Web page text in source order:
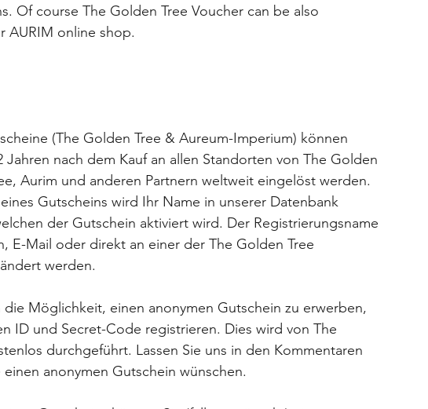
Of course The Golden Tree Voucher can be also
AURIM online shop.
(The Golden Tree & Aureum-Imperium) können
Jahren nach dem Kauf an allen Standorten von The Golden
Aurim und anderen Partnern weltweit eingelöst werden.
Gutscheins wird Ihr Name in unserer Datenbank
der Gutschein aktiviert wird. Der Registrierungsname
E-Mail oder direkt an einer der The Golden Tree
werden.
die Möglichkeit, einen anonymen Gutschein zu erwerben,
ID und Secret-Code registrieren. Dies wird von The
durchgeführt. Lassen Sie uns in den Kommentaren
einen anonymen Gutschein wünschen.